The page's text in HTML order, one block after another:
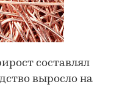
составлял
выросло на